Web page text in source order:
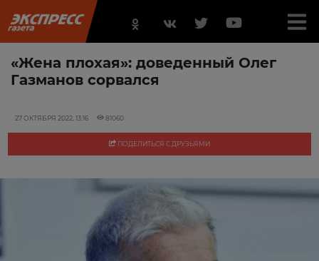
«Жена плохая»: доведенный Олег
Газманов сорвался
27 ОКТЯБРЯ 2022, 13:16 81060
ПОДЕЛИТЬСЯ С ДРУЗЬЯМИ